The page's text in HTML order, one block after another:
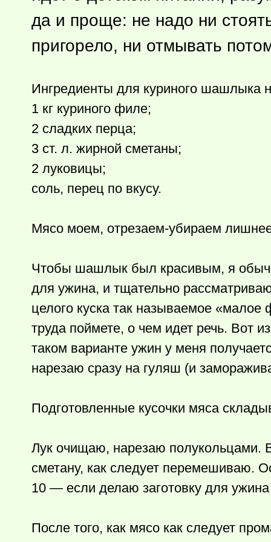
да и проще: не надо ни
пригорело, ни отмывать
Ингредиенты для куриного шашлыка
1 кг куриного филе;
2 сладких перца;
3 ст. л. жирной сметаны;
2 луковицы;
соль, перец по вкусу.
Мясо моем, отрезаем-убираем
Чтобы шашлык был красивым, я
для ужина, и тщательно
целого куска так называемое
труда поймете, о чем идет речь. Вот
таком варианте ужин у меня
нарезаю сразу на гуляш (и
Подготовленные кусочки мяса
Лук очищаю, нарезаю
сметану, как следует перемешиваю.
10 — если делаю заготовку для ужина
После того, как мясо как следует